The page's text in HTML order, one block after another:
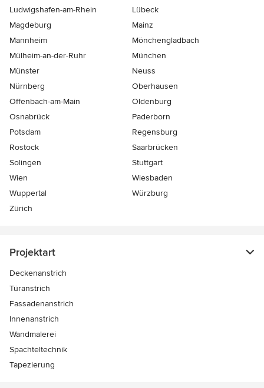
Ludwigshafen-am-Rhein
Lübeck
Magdeburg
Mainz
Mannheim
Mönchen­gladbach
Mülheim-an-der-Ruhr
München
Münster
Neuss
Nürnberg
Oberhausen
Offenbach-am-Main
Oldenburg
Osnabrück
Paderborn
Potsdam
Regensburg
Rostock
Saarbrücken
Solingen
Stuttgart
Wien
Wiesbaden
Wuppertal
Würzburg
Zürich
Projektart
Deckenanstrich
Türanstrich
Fassadenanstrich
Innenanstrich
Wandmalerei
Spachteltechnik
Tapezierung